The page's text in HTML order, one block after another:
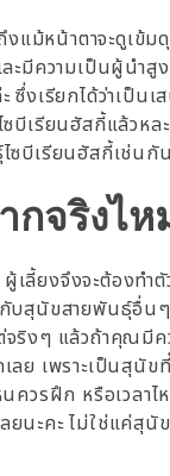
ม้หน้าตาจะดูเข้
ะมีความเป็นผู้นำ
งเรียกได้ว่าเป็น
ซบีเรียนฮัสกี้แล้ว
ซบีเรียนฮัสกี้เช่นกั
กจริงไห
ลี้ยงจึงจะต้องทำ
บสุนัขสายพันธุ์อื่
ริงๆ แล้วถ้าคุณมี
เพราะเป็นสุนัข
รฝึก หรือเวลาไ
นะคะ ไม่ใช่แค่สุนั